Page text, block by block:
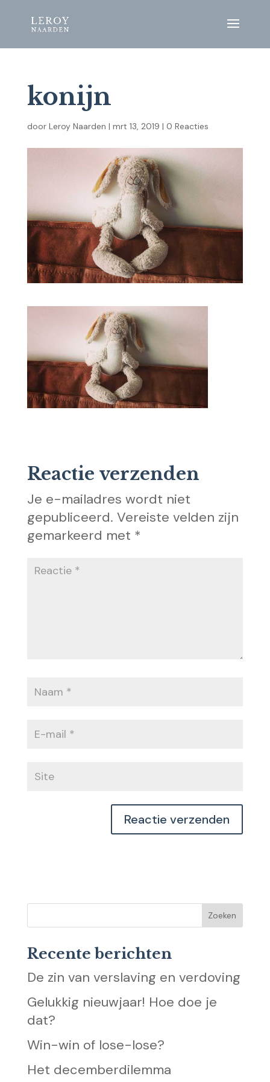
konijn
door Leroy Naarden | mrt 13, 2019 | 0 Reacties
Reactie verzenden
Je e-mailadres wordt niet
gepubliceerd. Vereiste velden zijn
gemarkeerd met *
Recente berichten
De zin van verslaving en verdoving
Gelukkig nieuwjaar! Hoe doe je
dat?
Win-win of lose-lose?
Het decemberdilemma